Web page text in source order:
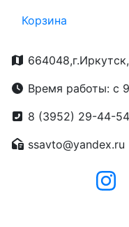
Корзина
Время работы: с
8 (3952) 29-44-54
ssavto@yandex.ru